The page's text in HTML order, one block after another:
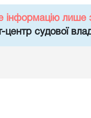
інформацію лише
центр судової